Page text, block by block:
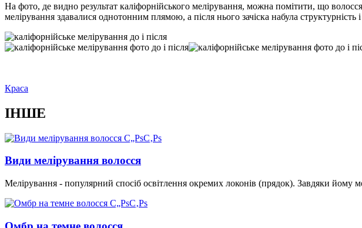
На фото, де видно результат каліфорнійського мелірування, можна помітити, що
мелірування здавалися однотонним плямою, а після нього зачіска набула структурність і
Краса
ІНШЕ
Види мелірування волосся
Мелірування - популярний спосіб освітлення окремих локонів (прядок). Завдяки йому